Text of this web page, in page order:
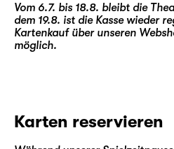
Vom 6.7. bis 18.8. bleibt die
dem 19.8. ist die Kasse wieder
Kartenkauf über unseren
möglich.
Karten reservieren